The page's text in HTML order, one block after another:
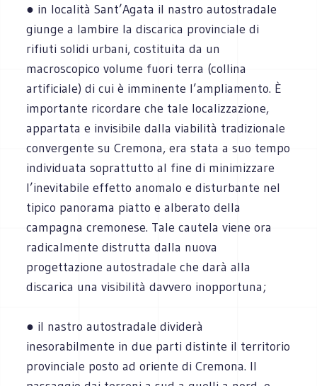
● in località Sant’Agata il nastro autostradale
giunge a lambire la discarica provinciale di
rifiuti solidi urbani, costituita da un
macroscopico volume fuori terra (collina
artificiale) di cui è imminente l’ampliamento. È
importante ricordare che tale localizzazione,
appartata e invisibile dalla viabilità tradizionale
convergente su Cremona, era stata a suo tempo
individuata soprattutto al fine di minimizzare
l’inevitabile effetto anomalo e disturbante nel
tipico panorama piatto e alberato della
campagna cremonese. Tale cautela viene ora
radicalmente distrutta dalla nuova
progettazione autostradale che darà alla
discarica una visibilità davvero inopportuna;
● il nastro autostradale dividerà
inesorabilmente in due parti distinte il territorio
provinciale posto ad oriente di Cremona. Il